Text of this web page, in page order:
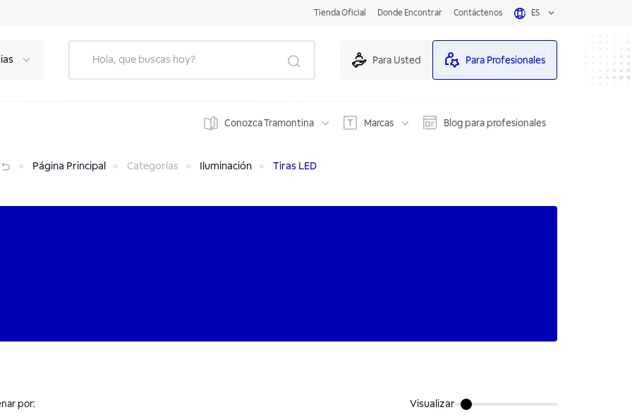
Tienda Oficial Donde Encontrar Contáctenos ES
Para Usted Para Profesionales
Conozca Tramontina Marcas Blog para profesionales
Página Principal Categorías Iluminación Tiras LED
por: Visualizar